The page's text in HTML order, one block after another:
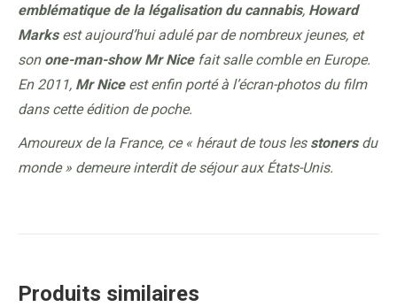
emblématique de la légalisation du cannabis, Howard
Marksest aujourd’hui adulé par de nombreux jeunes, et
son one-man-show Mr Nicefait salle comble en Europe.
En 2011, Mr Niceest enfin porté à l’écran-photos du film
dans cette édition de poche.
Amoureux de la France, ce « héraut de tous les stonersdu
monde » demeure interdit de séjour aux États-Unis.
Produits similaires